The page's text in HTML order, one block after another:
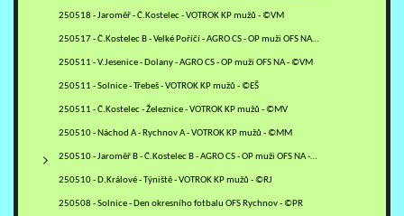
250518 - Jaroměř - Č.Kostelec - VOTROK KP mužů - ©VM
250517 - Č.Kostelec B - Velké Poříčí - AGRO CS - OP muži OFS NA…
250511 - V.Jesenice - Dolany - AGRO CS - OP muži OFS NA - ©VM
250511 - Solnice - Třebeš - VOTROK KP mužů - ©EŠ
250511 - Č.Kostelec - Železnice - VOTROK KP mužů - ©MV
250510 - Náchod A - Rychnov A - VOTROK KP mužů - ©MM
250510 - Jaroměř B - Č.Kostelec B - AGRO CS - OP muži OFS NA -…
250510 - D.Králové - Týniště - VOTROK KP mužů - ©RJ
250508 - Solnice - Den okresního fotbalu OFS Rychnov - ©PR